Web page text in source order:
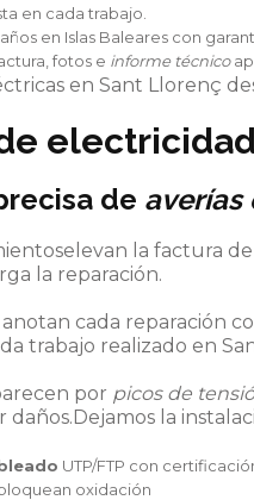
en cada trabajo.
en Islas Baleares con
fotos e informe técnico
de averías
la factura
la reparación.
cada reparación
trabajo realizado en
por picos de
daños.Dejamos la
UTP/FTP con
oxidación